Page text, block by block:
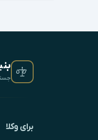
برای وکلا